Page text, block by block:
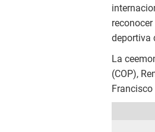
deportiva
La
(COP),